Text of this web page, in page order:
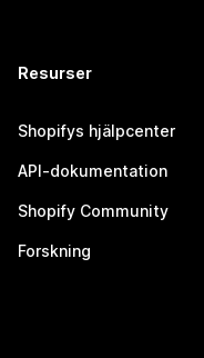
Resurser
Shopifys hjälpcenter
API-dokumentation
Shopify Community
Forskning